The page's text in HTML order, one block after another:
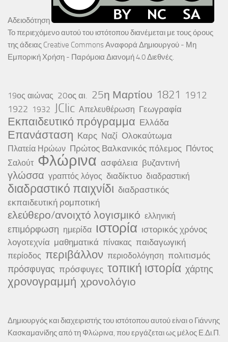
Αδειοδότηση
Το περιεχόμενο αυτού του ιστότοπου διανέμεται με τους όρους
της άδειας Creative Commons Αναφορά Δημιουργού - Μη
Εμπορική Χρήση - Παρόμοια Διανομή 4.0 Διεθνές.
19ος αιώνας 20ος αι. 25η Μαρτίου 1821 1912
1922 1932 JClic Απελευθέρωση Γεωγραφία
Εκπαιδευτικό πρόγραμμα Ελλάδα
Επανάσταση Καρς Ναζί Ολοκαύτωμα
Πλατεία Ηρώων Πρώτος Βαλκανικός πόλεμος Πόντος
Σαλούτ Φλώρινα ασφάλεια βυζαντινή
γλώσσα γραπτός λόγος διαδίκτυο διαδραστική
διαδραστικό παιχνίδι διαδραστικός
εκπαιδευτική ρομποτική
ελεύθερο/ανοιχτό λογισμικό ελληνική
επιμόρφωση ημερίδα ιστορία ιστορικός χρόνος
λογοτεχνία μαθηματικά πίνακας παιδαγωγική
περίοδος περιβάλλον περιοδολόγηση πολιτισμός
πρόσφυγας πρόσφυγες τοπική ιστορία χάρτης
χρονογραμμή χρονολόγιο
Δημιουργός και διαχειριστής του ιστότοπου αυτού είναι ο Γιάννης
Κασκαμανίδης από τη Φλώρινα, που εργάζεται ως μέλος Ε.Δι.Π.